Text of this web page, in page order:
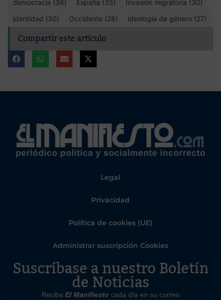
democracia (38)
España (35)
Invasión migratoria (30)
identidad (30)
Occidente (28) ideología de género (27)
Compartir este artículo
Legal
Privacidad
Política de cookies (UE)
Administrar suscripción Cookies
Suscríbase a nuestro Boletín
de Noticias
Reciba El Manifiesto cada día en su correo